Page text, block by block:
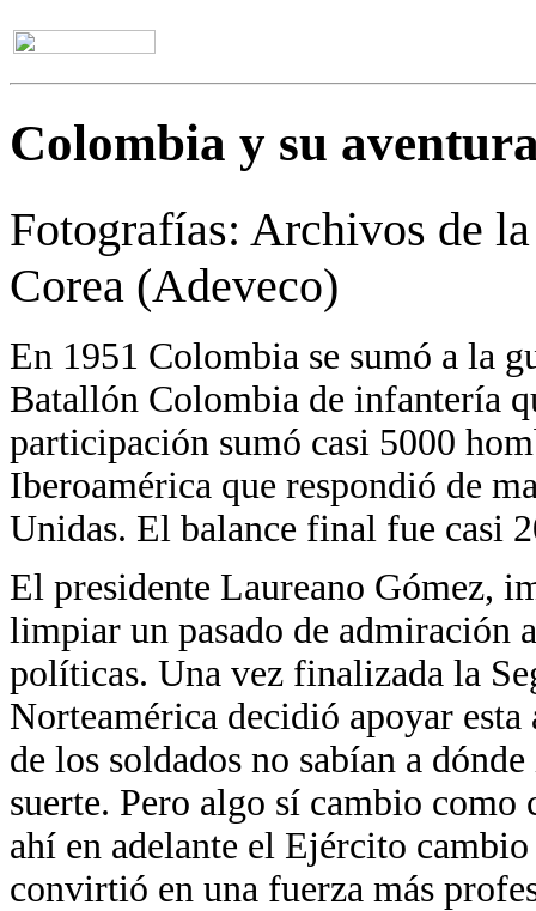
Colombia y su
Fotografías: Archivos de
Corea (Adeveco)
En 1951 Colombia se sumó a la
Batallón Colombia de infantería
participación sumó casi 5000
Iberoamérica que respondió de
Unidas. El balance final fue casi
El presidente Laureano Gómez,
limpiar un pasado de admiración
políticas. Una vez finalizada la
Norteamérica decidió apoyar
de los soldados no sabían a
suerte. Pero algo sí cambio como
ahí en adelante el Ejército
convirtió en una fuerza más